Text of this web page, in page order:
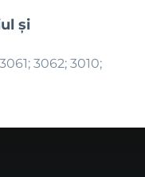
şi
3062; 3010;